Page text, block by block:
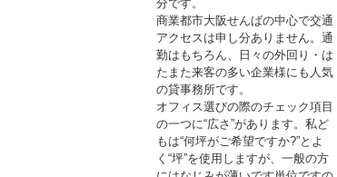
分です。
商業都市大阪せんばの中心で交通
アクセスは申し分ありません。通
勤はもちろん、日々の外回り・は
たまた来客の多い企業様にも人気
の貸事務所です。
オフィス選びの際のチェック項目
の一つに“広さ”があります。私ど
もは“何坪がご希望ですか?”とよ
く“坪”を使用しますが、一般の方